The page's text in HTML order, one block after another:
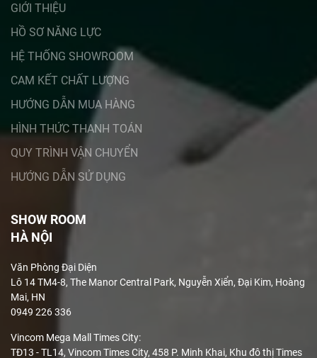
GIỚI THIỆU
HỒ SƠ NĂNG LỰC
HỆ THỐNG SHOWROOM
CAM KẾT CHẤT LƯỢNG
HƯỚNG DẪN MUA HÀNG
HÌNH THỨC THANH TOÁN
QUY TRÌNH VẬN CHUYỂN
HƯỚNG DẪN SỬ DỤNG
SHOW ROOM
HÀ NỘI
Văn Phòng Đại Diện
Lô 14 TM4-8, The Manor Central Park, Nguyễn Xiển, Đại Kim, Hoàng
Mai, HN
0949 226 336
Vincom Mega Mall Times City:
TĐ13 - TL14, Vincom Times City, 458 P. Minh Khai, Khu đô thị Times